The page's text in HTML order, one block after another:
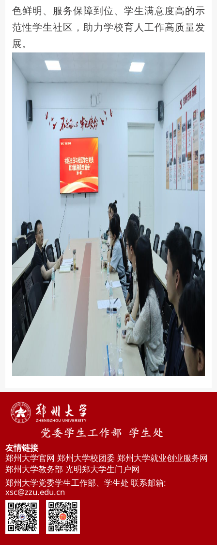
色鲜明、服务保障到位、学生满意度高的示
范性学生社区，助力学校育人工作高质量发
展。
友情链接
郑州大学官网 郑州大学校团委 郑州大学就业创业服务网
郑州大学教务部 光明郑大学生门户网
郑州大学党委学生工作部、学生处 联系邮箱:
xsc@zzu.edu.cn